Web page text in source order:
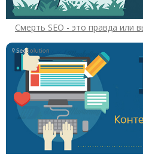
Смерть SEO - это правда или